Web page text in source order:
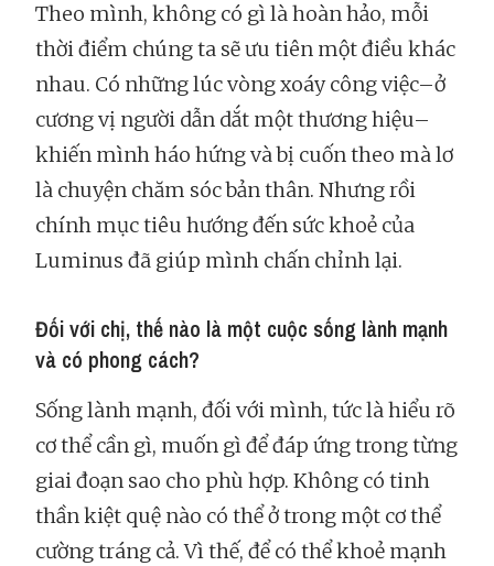
Theo mình, không có gì là hoàn hảo, mỗi
thời điểm chúng ta sẽ ưu tiên một điều khác
nhau. Có những lúc vòng xoáy công việc–ở
cương vị người dẫn dắt một thương hiệu–
khiến mình háo hứng và bị cuốn theo mà lơ
là chuyện chăm sóc bản thân. Nhưng rồi
chính mục tiêu hướng đến sức khoẻ của
Luminus đã giúp mình chấn chỉnh lại.
Đối với chị, thế nào là một cuộc sống lành mạnh
và có phong cách?
Sống lành mạnh, đối với mình, tức là hiểu rõ
cơ thể cần gì, muốn gì để đáp ứng trong từng
giai đoạn sao cho phù hợp. Không có tinh
thần kiệt quệ nào có thể ở trong một cơ thể
cường tráng cả. Vì thế, để có thể khoẻ mạnh